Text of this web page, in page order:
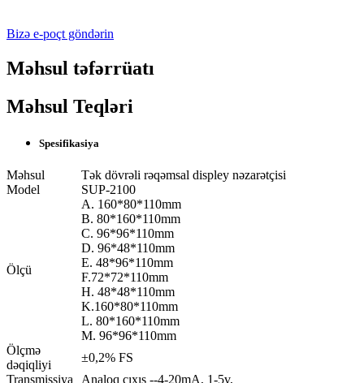
Bizə e-poçt göndərin
Məhsul təfərrüatı
Məhsul Teqləri
Spesifikasiya
Məhsul
Tək dövrəli rəqəmsal displey nəzarətçisi
Model
SUP-2100
Ölçü
A. 160*80*110mm
B. 80*160*110mm
C. 96*96*110mm
D. 96*48*110mm
E. 48*96*110mm
F.72*72*110mm
H. 48*48*110mm
K.160*80*110mm
L. 80*160*110mm
M. 96*96*110mm
Ölçmə
dəqiqliyi
±0,2% FS
Transmissiya
Analoq çıxış --4-20mA, 1-5v,